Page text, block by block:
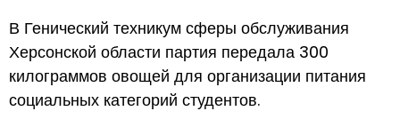
В Генический техникум сферы обслуживания
Херсонской области партия передала 300
килограммов овощей для организации питания
социальных категорий студентов.